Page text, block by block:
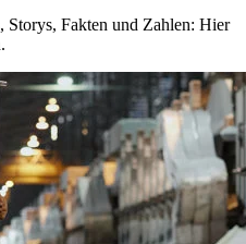
Storys, Fakten und Zahlen: Hier